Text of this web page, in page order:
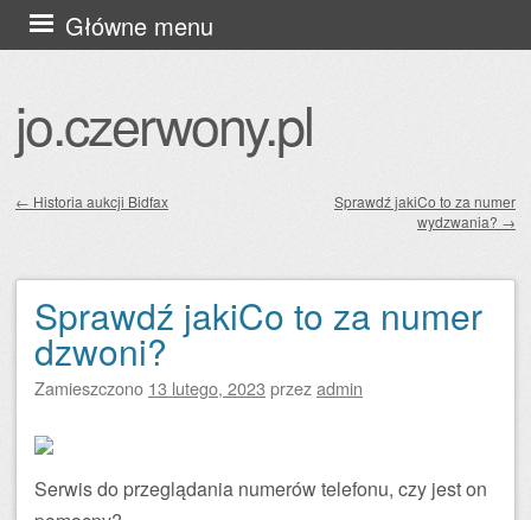
jo.czerwony.pl
Główne menu
Przejdź
do
← Historia aukcji Bidfax
Sprawdź jakiCo to za numer
wydzwania? →
Sprawdź jakiCo to za numer
dzwoni?
Zamieszczono 13 lutego, 2023 przezadmin
Serwis do przeglądania numerów telefonu, czy jest on